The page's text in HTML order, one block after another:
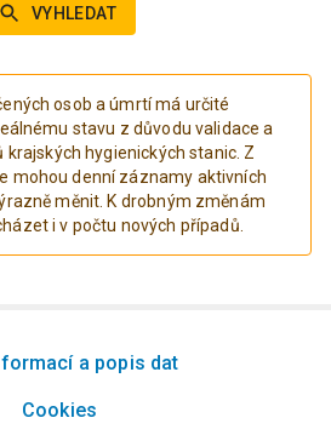
VYHLEDAT
osob a úmrtí má určité
stavu z důvodu validace a
krajských hygienických stanic. Z
mohou denní záznamy aktivních
měnit. K drobným změnám
i v počtu nových případů.
a popis dat
Cookies